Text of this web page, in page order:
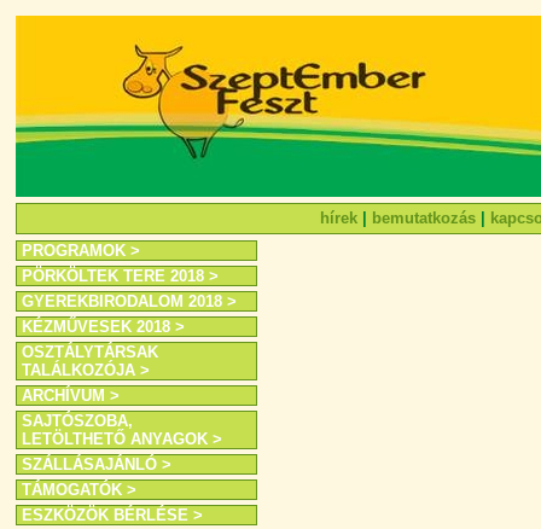
hírek bemutatkozás
PROGRAMOK >
PÖRKÖLTEK TERE 2018 >
GYEREKBIRODALOM 2018 >
KÉZMŰVESEK 2018 >
OSZTÁLYTÁRSAK
TALÁLKOZÓJA >
ARCHÍVUM >
SAJTÓSZOBA,
LETÖLTHETŐ ANYAGOK >
SZÁLLÁSAJÁNLÓ >
TÁMOGATÓK >
ESZKÖZÖK BÉRLÉSE >